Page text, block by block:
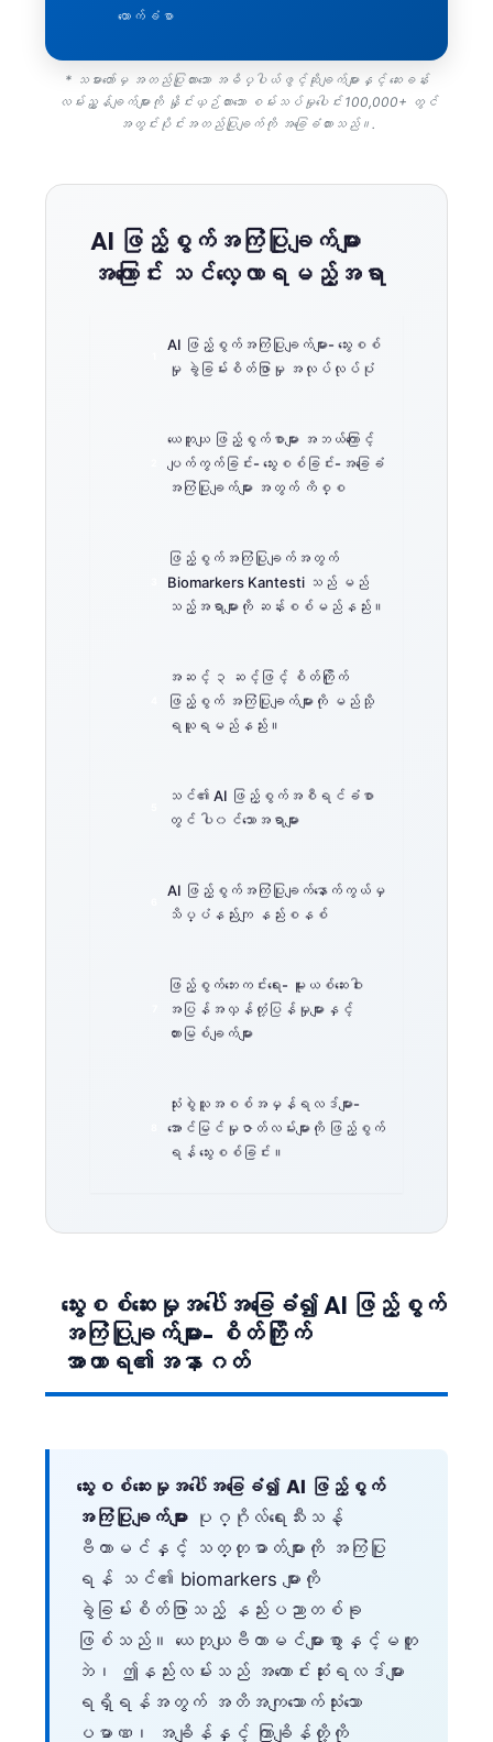
ထောက်ခံစာ
* သမားတော်မှ အတည်ပြုထားသော အဓိပ္ပါယ်ဖွင့်ဆိုချက်များနှင့် ဆေးခန်း
လမ်းညွှန်ချက်များကို နှိုင်းယှဉ်ထားသော စမ်းသပ်မှုပေါင်း 100,000+ တွင်
အတွင်းပိုင်းအတည်ပြုချက်ကို အခြေခံထားသည်။.
AI ဖြည့်စွက်အကြံပြုချက်များ
အကြောင်း သင်လေ့လာရမည့်အရာ
AI ဖြည့်စွက်အကြံပြုချက်များ- သွေးစစ်
မှု ခွဲခြမ်းစိတ်ဖြာမှု အလုပ်လုပ်ပုံ
ယေဘူယျ ဖြည့်စွက်စာများ အဘယ်ကြောင့်
ပျက်ကွက်ခြင်း- သွေးစစ်ခြင်း-အခြေခံ
အကြံပြုချက်များ အတွက် ကိစ္စ
ဖြည့်စွက်အကြံပြုချက်အတွက်
Biomarkers Kantesti သည် မည်
သည့်အရာများကို ဆန်းစစ်မည်နည်း။
အဆင့် ၃ ဆင့်ဖြင့် စိတ်ကြိုက်
ဖြည့်စွက် အကြံပြုချက်များကို မည်သို့
ရယူရမည်နည်း။
သင်၏ AI ဖြည့်စွက်အစီရင်ခံစာ
တွင် ပါ၀င်သောအရာများ
AI ဖြည့်စွက်အကြံပြုချက်နောက်ကွယ်မှ
သိပ္ပံနည်းကျ နည်းစနစ်
ဖြည့်စွက်ဘေးကင်းရေး- မူးယစ်ဆေးဝါး
အပြန်အလှန်တုံ့ပြန်မှုများနှင့်
တားမြစ်ချက်များ
သုံးစွဲသူအစစ်အမှန်ရလဒ်များ-
အောင်မြင်မှုဇာတ်လမ်းများကို ဖြည့်စွက်
ရန် သွေးစစ်ခြင်း။
သွေးစစ်ဆေးမှုအပေါ်အခြေခံ၍ AI ဖြည့်စွက်
အကြံပြုချက်များ- စိတ်ကြိုက်
အာဟာရ၏အနာဂတ်
သွေးစစ်ဆေးမှုအပေါ်အခြေခံ၍ AI ဖြည့်စွက်
အကြံပြုချက်များ ပုဂ္ဂိုလ်ရေးသီးသန့်
ဗီတာမင်နှင့် သတ္တုဓာတ်များကို အကြံပြု
ရန် သင်၏ biomarkers များကို
ခွဲခြမ်းစိတ်ဖြာသည့် နည်းပညာတစ်ခု
ဖြစ်သည်။ ယေဘုယျဗီတာမင်များစွာနှင့်မတူ
ဘဲ၊ ဤနည်းလမ်းသည် အကောင်းဆုံးရလဒ်များ
ရရှိရန်အတွက် အတိအကျသောက်သုံးသော
ပမာဏ၊ အချိန်နှင့် ကြာချိန်တို့ကို